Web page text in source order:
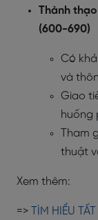
Thành
(600-690)
Có
và
Giao
huống
Tham
thuật
Xem thêm:
=> TÌM HIỂU